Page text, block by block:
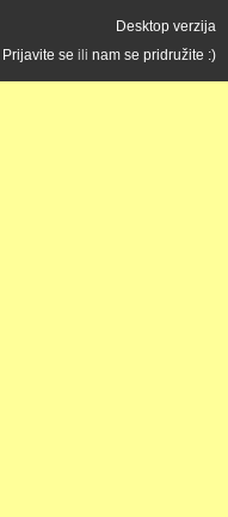
Desktop verzija
Prijavite se ili nam se pridružite :)